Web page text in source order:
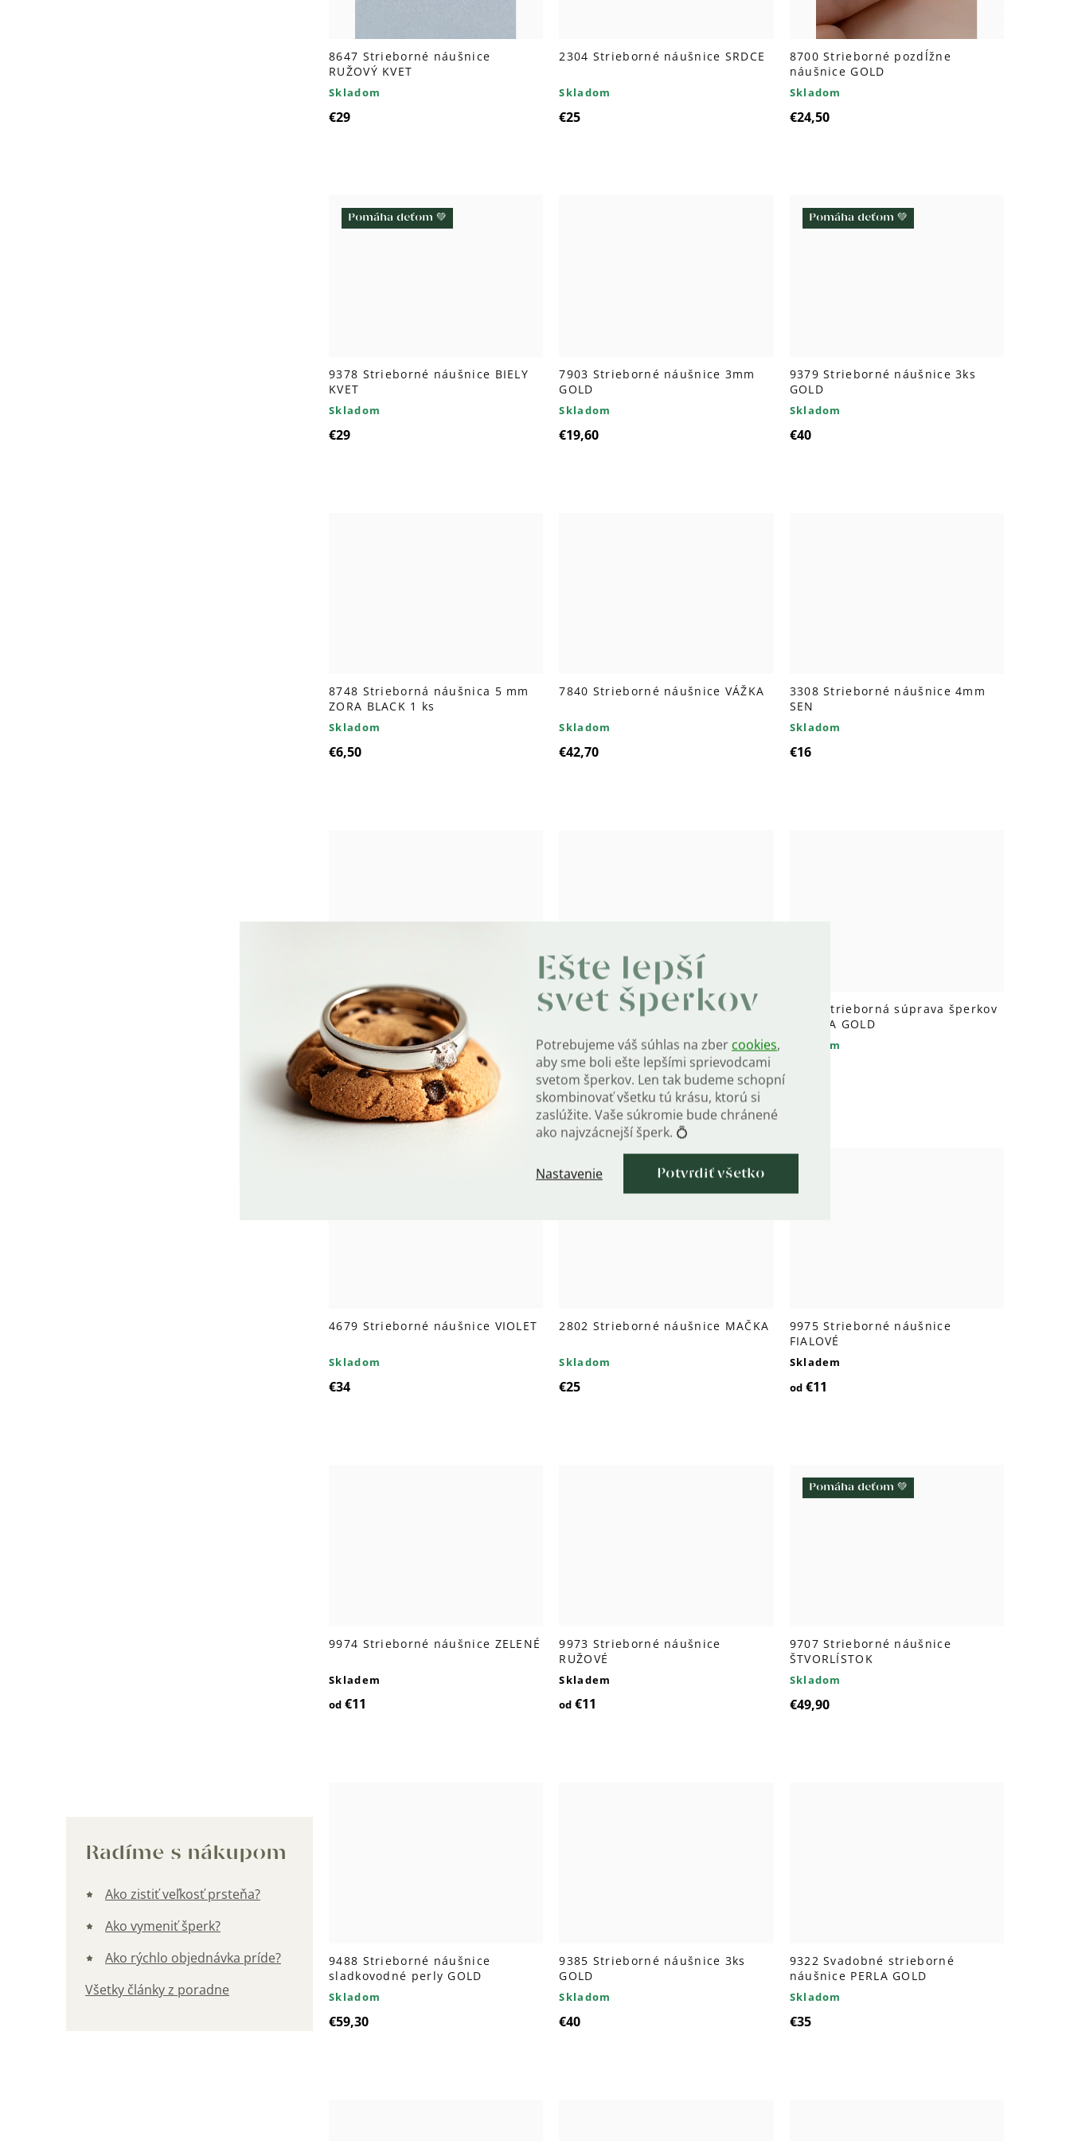
Ešte lepší
svet šperkov
Potrebujeme váš súhlas na zber cookies,
aby sme boli ešte lepšími sprievodcami
svetom šperkov. Len tak budeme schopní
skombinovať všetku tú krásu, ktorú si
zaslúžite. Vaše súkromie bude chránené
ako najvzácnejší šperk. 💍
Nastavenie Potvrdiť všetko
Radíme s nákupom
Ako zistiť veľkosť prsteňa?
Ako vymeniť šperk?
Ako rýchlo objednávka príde?
Všetky články z poradne
8647 Strieborné náušnice
RUŽOVÝ KVET
Skladom
€29
2304 Strieborné náušnice SRDCE
Skladom
€25
8700 Strieborné pozdĺžne
náušnice GOLD
Skladom
€24,50
Pomáha deťom 💚
9378 Strieborné náušnice BIELY
KVET
Skladom
€29
7903 Strieborné náušnice 3mm
GOLD
Skladom
€19,60
Pomáha deťom 💚
9379 Strieborné náušnice 3ks
GOLD
Skladom
€40
8748 Strieborná náušnica 5 mm
ZORA BLACK 1 ks
Skladom
€6,50
7840 Strieborné náušnice VÁŽKA
Skladom
€42,70
3308 Strieborné náušnice 4mm
SEN
Skladom
€16
2303 Strieborné náušnice ZLATÉ
SRDCE
Skladom
€25
9708 Strieborné náušnice
Skladom
€64
7353 Strieborná súprava šperkov
KVAPKA GOLD
Skladom
4679 Strieborné náušnice VIOLET
Skladom
€34
2802 Strieborné náušnice MAČKA
Skladom
€25
9975 Strieborné náušnice
FIALOVÉ
Skladem
od€11
9974 Strieborné náušnice ZELENÉ
Skladem
od €11
9973 Strieborné náušnice
RUŽOVÉ
Skladem
od €11
Pomáha deťom 💚
9707 Strieborné náušnice
ŠTVORLÍSTOK
Skladom
€49,90
9488 Strieborné náušnice
sladkovodné perly GOLD
Skladom
€59,30
9385 Strieborné náušnice 3ks
GOLD
Skladom
€40
9322 Svadobné strieborné
náušnice PERLA GOLD
Skladom
€35